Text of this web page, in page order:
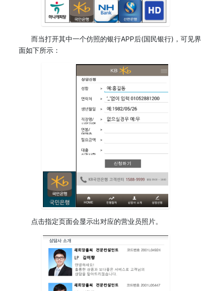
而当打开其中一个仿照的银行APP后(国民银行)，可见界
面如下所示：
点击指定页面会显示出对应的营业员照片。